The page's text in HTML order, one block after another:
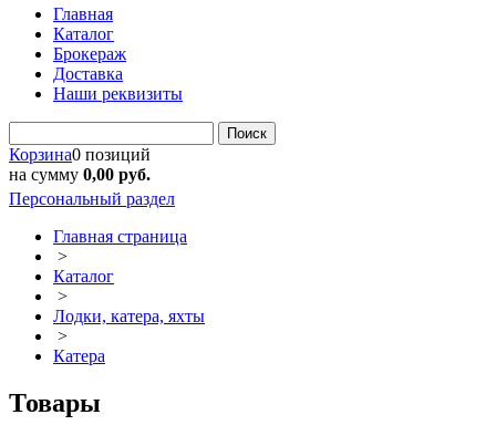
Главная
Каталог
Брокераж
Доставка
Наши реквизиты
Поиск
Корзина0 позиций
на сумму 0,00 руб.
Персональный раздел
Главная страница
>
Каталог
>
Лодки, катера, яхты
>
Катера
Товары